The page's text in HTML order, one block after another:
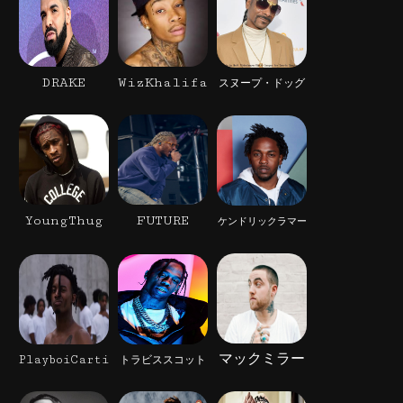
DRAKE WizKhalifa スヌープ・ドッグ
YoungThug FUTURE ケンドリックラマー
PlayboiCarti トラビススコット マックミラー